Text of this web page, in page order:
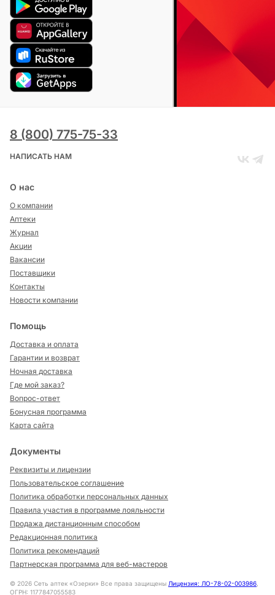
8 (800) 775-75-33
НАПИСАТЬ НАМ
О нас
О компании
Аптеки
Журнал
Акции
Вакансии
Поставщики
Контакты
Новости компании
Помощь
Доставка и оплата
Гарантии и возврат
Ночная доставка
Где мой заказ?
Вопрос-ответ
Бонусная программа
Карта сайта
Документы
Реквизиты и лицензии
Пользовательское соглашение
Политика обработки персональных данных
Правила участия в программе лояльности
Продажа дистанционным способом
Редакционная политика
Политика рекомендаций
Партнерская программа для веб-мастеров
© 2026 Сеть аптек «Озерки» Все права защищены Лицензия: ЛО-78-02-003986,
ОГРН: 1177847055583